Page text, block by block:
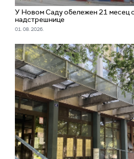
У Новом Саду обележен 21 месец
надстрешнице
01. 08. 2026.